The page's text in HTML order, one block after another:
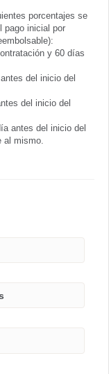
porcentajes se
pago inicial por
y 60 días
del inicio del
del inicio del
antes del inicio del
al mismo.